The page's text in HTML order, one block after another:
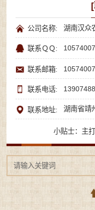
公司名称: 湖南汉众
联系ＱＱ:
联系邮箱:
联系电话:
联系地址: 湖南省靖
小贴士：主